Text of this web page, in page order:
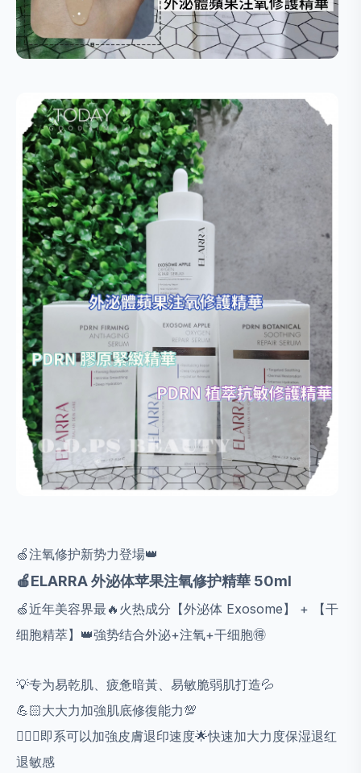
🍏注氧修护新势力登場👑
🍎ELARRA 外泌体苹果注氧修护精華 50ml
🍏近年美容界最🔥火热成分【外泌体 Exosome】 + 【干
细胞精萃】👑強势结合外泌+注氧+干细胞🉐️
💡专为易乾肌、疲惫暗黃、易敏脆弱肌打造💦
💪🏻大大力加強肌底修復能力💯
💁🏻‍♀️即系可以加強皮膚退印速度🌟快速加大力度保湿退红
退敏感